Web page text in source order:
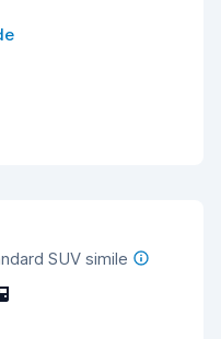
SUV simile